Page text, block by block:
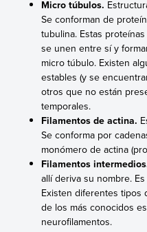
Micro túbulos.
Se conforman de
tubulina. Estas
se unen entre sí y
micro túbulo. Existen
estables (y se
otros que no están
temporales.
Filamentos de actina.
Se conforma por
monómero de actina
Filamentos
allí deriva su nombre.
Existen diferentes tipos
de los más conocidos
neurofilamentos.